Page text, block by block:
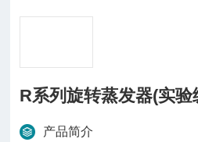
R系列旋转蒸发器(实验
产品简介